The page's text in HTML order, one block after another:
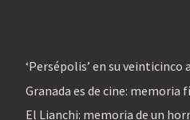
‘Persépolis’ en su veinticinco
Granada es de cine: memoria
El Lianchi: memoria de un